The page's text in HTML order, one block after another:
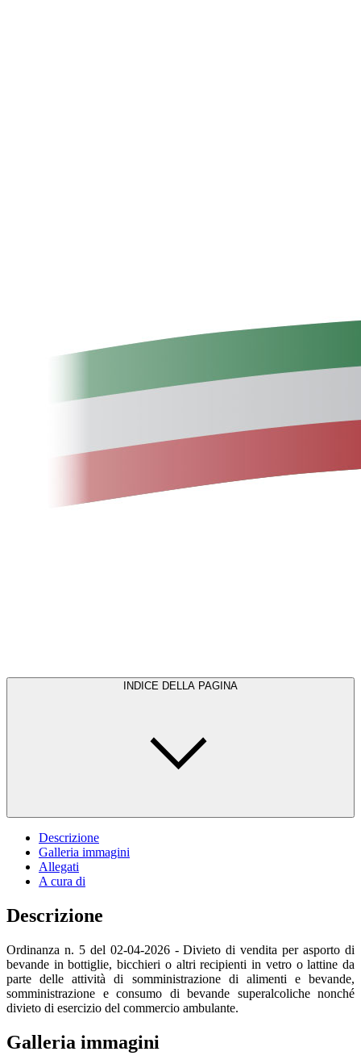
INDICE DELLA PAGINA
Descrizione
Galleria immagini
Allegati
A cura di
Descrizione
Ordinanza n. 5 del 02-04-2026 - Divieto di vendita per asporto di
bevande in bottiglie, bicchieri o altri recipienti in vetro o lattine da
parte delle attività di somministrazione di alimenti e bevande,
somministrazione e consumo di bevande superalcoliche nonché
divieto di esercizio del commercio ambulante.
Galleria immagini